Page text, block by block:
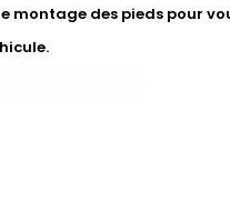
des pieds pour